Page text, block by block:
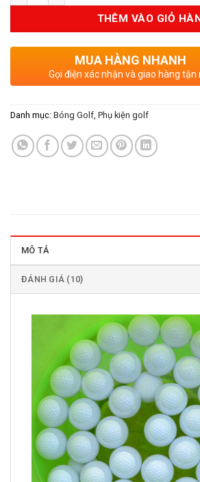
25.000VND.
là:
THÊM VÀO GIỎ
MUA HÀNG NHANH
Gọi điện xác nhận và giao hàng tận
Danh mục: Bóng Golf, Phụ kiện golf
MÔ TẢ
ĐÁNH GIÁ (10)